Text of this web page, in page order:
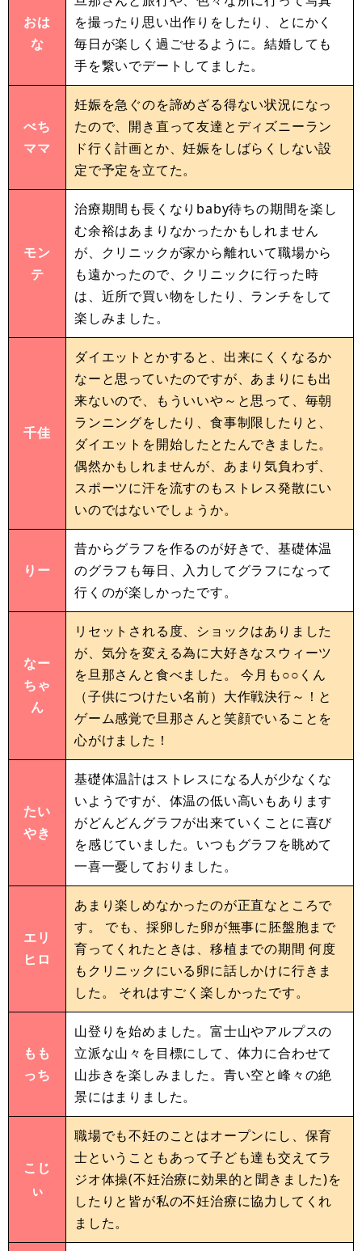
おは
な
を撮ったり思い出作りをしたり、とにかく
毎日が楽しく過ごせるように。結婚しても
手を繋いでデートしてました。
べち
ママ
妊娠を急ぐのを諦めざる得ない状況になっ
たので、開き直って友達とディズニーラン
ド行く計画とか、妊娠をしばらくしない設
定で予定を立てた。
モン
テ
治療期間も長くなりbaby待ちの期間を楽し
む余裕はあまりなかったかもしれません
が、クリニックが家から離れいて職場から
も遠かったので、クリニックに行った時
は、近所で買い物をしたり、ランチをして
楽しみました。
千佳
ダイエットとかすると、出来にくくなるか
なーと思っていたのですが、あまりにも出
来ないので、もういいや～と思って、毎朝
ランニングをしたり、食事制限したりと、
ダイエットを開始したとたんできました。
偶然かもしれませんが、あまり気負わず、
スポーツに汗を流すのもストレス発散にい
いのではないでしょうか。
りー
昔からグラフを作るのが好きで、基礎体温
のグラフも毎日、入力してグラフになって
行くのが楽しかったです。
なー
ちゃ
ん
リセットされる度、ショックはありました
が、気分を変える為に大好きなスウィーツ
を旦那さんと食べました。 今月も○○くん
（子供につけたい名前）大作戦決行～！と
ゲーム感覚で旦那さんと笑顔でいることを
心がけました！
たい
やき
基礎体温計はストレスになる人が少なくな
いようですが、体温の低い高いもあります
がどんどんグラフが出来ていくことに喜び
を感じていました。いつもグラフを眺めて
一喜一憂しておりました。
エリ
ヒロ
あまり楽しめなかったのが正直なところで
す。 でも、採卵した卵が無事に胚盤胞まで
育ってくれたときは、移植までの期間 何度
もクリニックにいる卵に話しかけに行きま
した。 それはすごく楽しかったです。
もも
っち
山登りを始めました。富士山やアルプスの
立派な山々を目標にして、体力に合わせて
山歩きを楽しみました。青い空と峰々の絶
景にはまりました。
こじ
ぃ
職場でも不妊のことはオープンにし、保育
士ということもあって子ども達も交えてラ
ジオ体操(不妊治療に効果的と聞きました)を
したりと皆が私の不妊治療に協力してくれ
ました。